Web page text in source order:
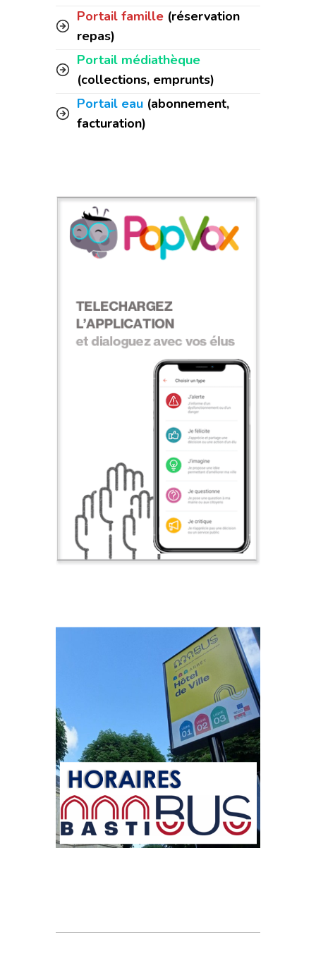
Portail famille (réservation
repas)
Portail médiathèque
(collections, emprunts)
Portail eau (abonnement,
facturation)